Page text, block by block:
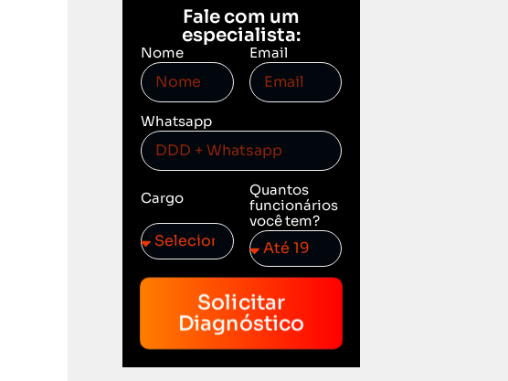
Fale com um
especialista:
Nome Email
Whatsapp
Cargo
Quantos
funcionários
você tem?
Solicitar
Diagnóstico